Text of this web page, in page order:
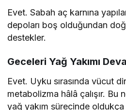
Evet. Sabah aç karnına
depoları boş olduğundan
destekler.
Geceleri Yağ Yakımı
Evet. Uyku sırasında vücut
metabolizma hâlâ çalışır. Bu
yağ yakım sürecinde oldukça